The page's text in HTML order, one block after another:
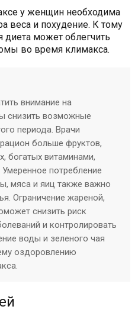
у женщин необходима
веса и похудение. К тому
диета может облегчить
во время климакса.
внимание на
снизить возможные
периода. Врачи
больше фруктов,
богатых витаминами,
потребление
мяса и яиц также важно
Ограничение жареной,
снизить риск
и контролировать
воды и зеленого чая
оздоровлению